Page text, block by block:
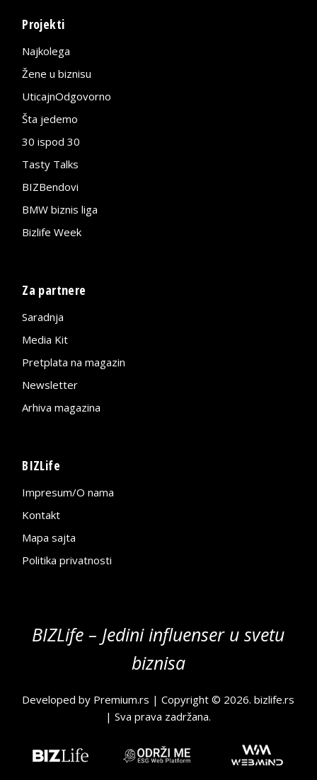
Projekti
Najkolega
Žene u biznisu
UticajnOdgovorno
Šta jedemo
30 ispod 30
Tasty Talks
BIZBendovi
BMW biznis liga
Bizlife Week
Za partnere
Saradnja
Media Kit
Pretplata na magazin
Newsletter
Arhiva magazina
BIZLife
Impresum/O nama
Kontakt
Mapa sajta
Politika privatnosti
BIZLife – Jedini influenser u svetu
biznisa
Developed by Premium.rs | Copyright © 2026.bizlife.rs
| Sva prava zadržana.